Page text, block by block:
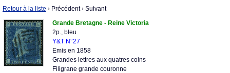
Retour à la liste › Précédent› Suivant
Grande Bretagne - Reine Victoria
2p., bleu
Y&T N°27
Emis en 1858
Grandes lettres aux quatres coins
Filigrane grande couronne